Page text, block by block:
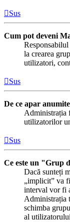
Sus
Cum pot deveni
la crearea
utilizatori,
Sus
De ce apar
Administrația
utilizatorilor
Sus
Ce este un "Grup
Dacă sunteți
„implicit” va
interval vor fi
Administrația
schimba
al